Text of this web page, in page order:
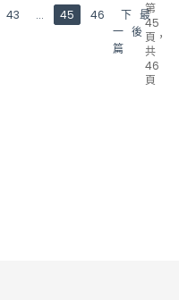
第
45
頁，
共
46
頁
43 ... 45 46
下
一
篇
最
後